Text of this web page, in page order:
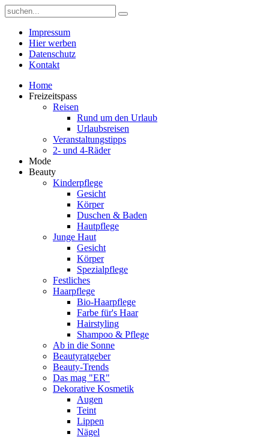
Impressum
Hier werben
Datenschutz
Kontakt
Home
Freizeitspass
Reisen
Rund um den Urlaub
Urlaubsreisen
Veranstaltungstipps
2- und 4-Räder
Mode
Beauty
Kinderpflege
Gesicht
Körper
Duschen & Baden
Hautpflege
Junge Haut
Gesicht
Körper
Spezialpflege
Festliches
Haarpflege
Bio-Haarpflege
Farbe für's Haar
Hairstyling
Shampoo & Pflege
Ab in die Sonne
Beautyratgeber
Beauty-Trends
Das mag "ER"
Dekorative Kosmetik
Augen
Teint
Lippen
Nägel